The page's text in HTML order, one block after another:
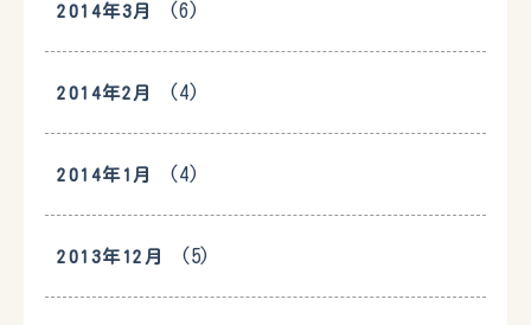
2014年3月 (6)
2014年2月 (4)
2014年1月 (4)
2013年12月 (5)